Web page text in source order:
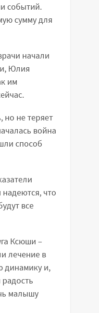
событий.
сумму для
начали
Юлия
им
не теряет
война
способ
что
все
Ксюши –
лечение в
динамику и,
малышу